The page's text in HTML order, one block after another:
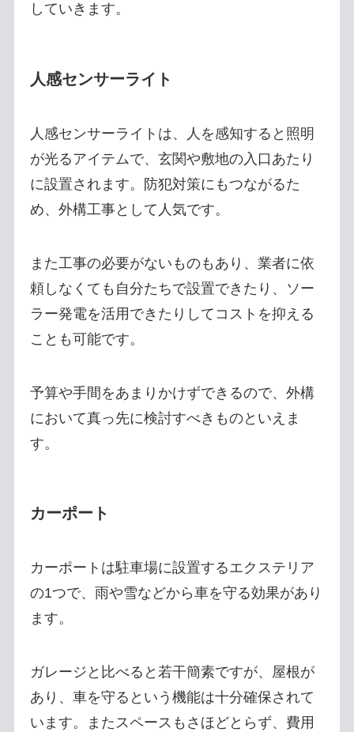
していきます。
人感センサーライト
人感センサーライトは、人を感知すると照明
が光るアイテムで、玄関や敷地の入口あたり
に設置されます。防犯対策にもつながるた
め、外構工事として人気です。
また工事の必要がないものもあり、業者に依
頼しなくても自分たちで設置できたり、ソー
ラー発電を活用できたりしてコストを抑える
ことも可能です。
予算や手間をあまりかけずできるので、外構
において真っ先に検討すべきものといえま
す。
カーポート
カーポートは駐車場に設置するエクステリア
の1つで、雨や雪などから車を守る効果があり
ます。
ガレージと比べると若干簡素ですが、屋根が
あり、車を守るという機能は十分確保されて
います。またスペースもさほどとらず、費用